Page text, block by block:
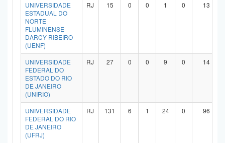
UNIVERSIDADE
ESTADUAL DO
NORTE
FLUMINENSE
DARCY RIBEIRO
(UENF)
RJ 15 0 0 1 0 13
UNIVERSIDADE
FEDERAL DO
ESTADO DO RIO
DE JANEIRO
(UNIRIO)
RJ 27 0 0 9 0 14
UNIVERSIDADE
FEDERAL DO RIO
DE JANEIRO
(UFRJ)
RJ 131 6 1 24 0 96